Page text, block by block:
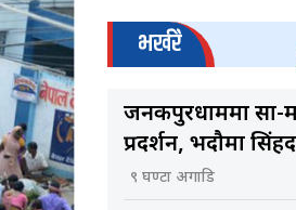
भर्खरै
जनकपुरधाममा साहु-
प्रदर्शन, भदौमा
९ घण्टा अगाडि